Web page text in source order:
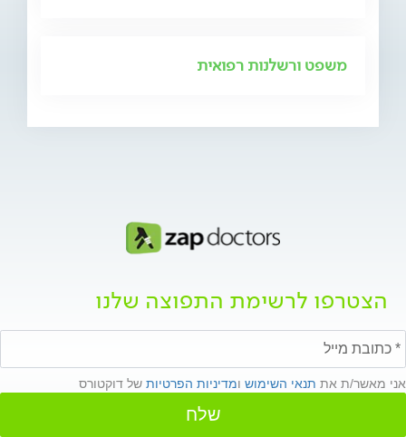
משפט ורשלנות רפואית
הצטרפו לרשימת התפוצה שלנו
אני מאשר/ת את תנאי השימוש ומדיניות הפרטיות של דוקטורס
שלח